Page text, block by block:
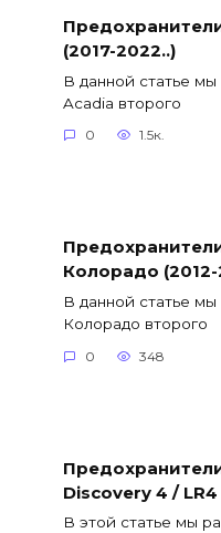
(2017-2022..)
В данной статье
Acadia второго
0 1.5к.
Колорадо
В данной статье
Колорадо второго
0 348
Discovery 4 /
В этой статье мы